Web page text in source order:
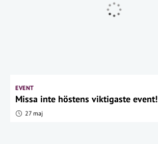
EVENT
Missa inte höstens viktigaste event!
27 maj